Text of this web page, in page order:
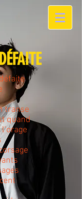
transe
quand